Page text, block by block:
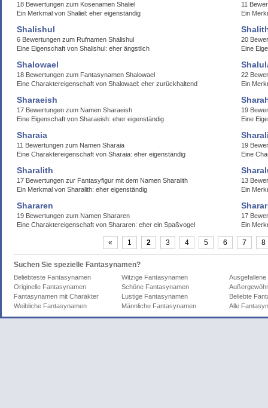
18 Bewertungen zum Kosenamen Shaliel
Ein Merkmal von Shaliel: eher eigenständig
11
Ein
Shalishul
6 Bewertungen zum Rufnamen Shalishul
Eine Eigenschaft von Shalishul: eher ängstlich
20
Eine
Shalowael
18 Bewertungen zum Fantasynamen Shalowael
Eine Charaktereigenschaft von Shalowael: eher zurückhaltend
22
Ein
Sharaeish
17 Bewertungen zum Namen Sharaeish
Eine Eigenschaft von Sharaeish: eher eigenständig
19
Eine
Sharaia
11 Bewertungen zum Namen Sharaia
Eine Charaktereigenschaft von Sharaia: eher eigenständig
19
Eine
Sharalith
17 Bewertungen zur Fantasyfigur mit dem Namen Sharalith
Ein Merkmal von Sharalith: eher eigenständig
13
Ein
Shararen
19 Bewertungen zum Namen Shararen
Eine Charaktereigenschaft von Shararen: eher ein Spaßvogel
17
Ein
« 1 2 3 4 5 6 7 8
Suchen Sie spezielle Fantasynamen?
Beliebteste Fantasynamen Witzige Fantasynamen
Originelle Fantasynamen
Schöne Fantasynamen
Fantasynamen mit Charakter
Lustige Fantasynamen
Beliebte
Weibliche Fantasynamen
Männliche Fantasynamen Alle